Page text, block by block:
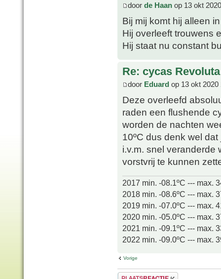
door de Haan op 13 okt
Bij mij komt hij alleen
Hij overleeft trouwens
Hij staat nu constant
Re: cycas Revoluta
door Eduard op 13 okt 2020
Deze overleefd
raden een flushende
worden de nachten
10ºC dus denk wel
i.v.m. snel veranderde
vorstvrij te kunnen
2017 min. -08.1ºC --- max.
2018 min. -08.6ºC --- max.
2019 min. -07.0ºC --- max.
2020 min. -05.0ºC --- max.
2021 min. -09.1ºC --- max.
2022 min. -09.0ºC --- max.
Vorige
Plaats een reactie